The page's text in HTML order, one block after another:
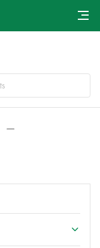
Payment and Delivery